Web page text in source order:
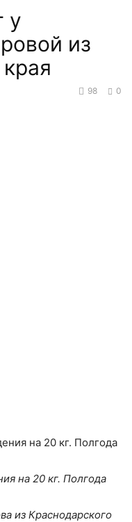
у
из
0
98
на 20 кг. Полгода
из Краснодарского